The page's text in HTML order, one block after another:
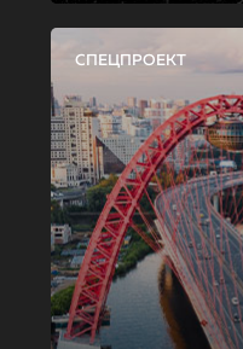
СПЕЦПРОЕКТ